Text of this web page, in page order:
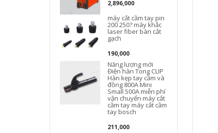
2,896,000
máy cắt cầm tay pin
200 250? máy khắc
laser fiber bàn cắt
gạch
190,000
Năng lượng mới
Điện hàn Tong CLIP
Hàn kẹp tay cầm và
đồng 800A Mini
Small 500A miễn phí
vận chuyển máy cắt
cầm tay máy cắt cầm
tay bosch
211,000